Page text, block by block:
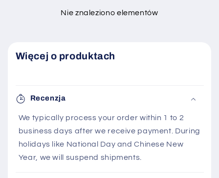
Nie znaleziono elementów
Więcej o produktach
Recenzja
We typically process your order within 1 to 2
business days after we receive payment. During
holidays like National Day and Chinese New
Year, we will suspend shipments.